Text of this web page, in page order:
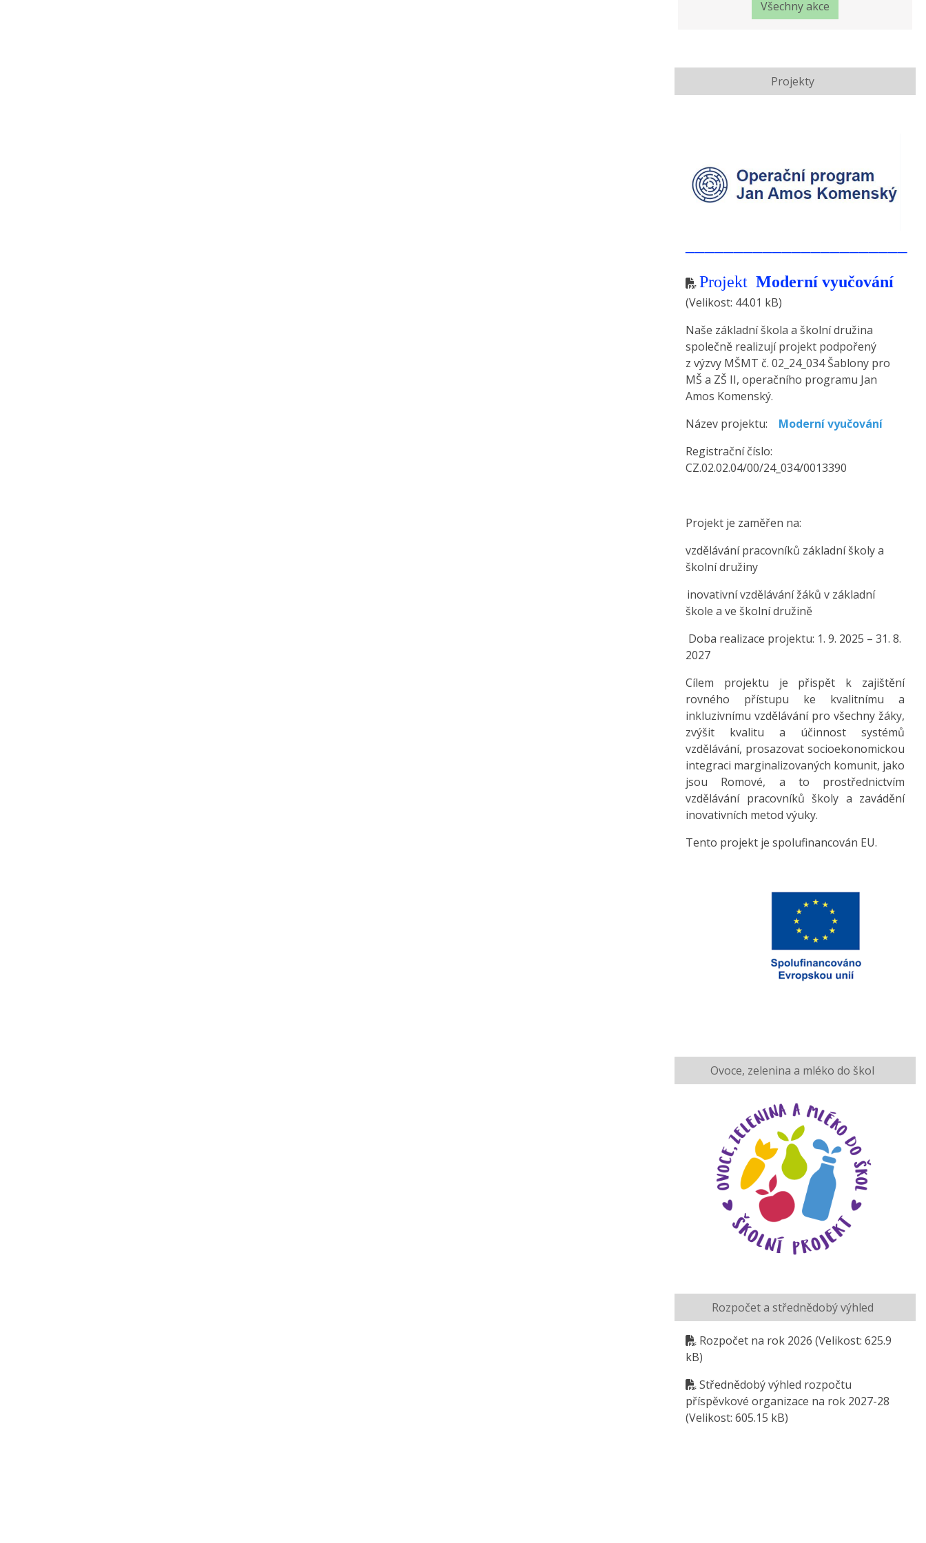
Všechny akce
Projekty
Projekt Moderní vyučování
(Velikost: 44.01 kB)
Naše základní škola a školní družina
společně realizují projekt podpořený
z výzvy MŠMT č. 02_24_034 Šablony pro
MŠ a ZŠ II, operačního programu Jan
Amos Komenský.
Název projektu:
Moderní vyučování
Registrační číslo:
CZ.02.02.04/00/24_034/0013390
Projekt je zaměřen na:
vzdělávání pracovníků základní školy a
školní družiny
inovativní vzdělávání žáků v základní
škole a ve školní družině
Doba realizace projektu: 1. 9. 2025 – 31. 8.
2027
Cílem projektu je přispět k zajištění
rovného přístupu ke kvalitnímu a
inkluzivnímu vzdělávání pro všechny žáky,
zvýšit kvalitu a účinnost systémů
vzdělávání, prosazovat socioekonomickou
integraci marginalizovaných komunit, jako
jsou Romové, a to prostřednictvím
vzdělávání pracovníků školy a zavádění
inovativních metod výuky.
Tento projekt je spolufinancován EU.
Ovoce, zelenina a mléko do škol
Rozpočet a střednědobý výhled
Rozpočet na rok 2026 (Velikost: 625.9
kB)
Střednědobý výhled rozpočtu
příspěvkové organizace na rok 2027-28
(Velikost: 605.15 kB)